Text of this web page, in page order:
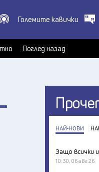
X
Големите кавички
Поглед назад
НАЙ-НОВИ
Защо всички
10:30, 06 авг 26